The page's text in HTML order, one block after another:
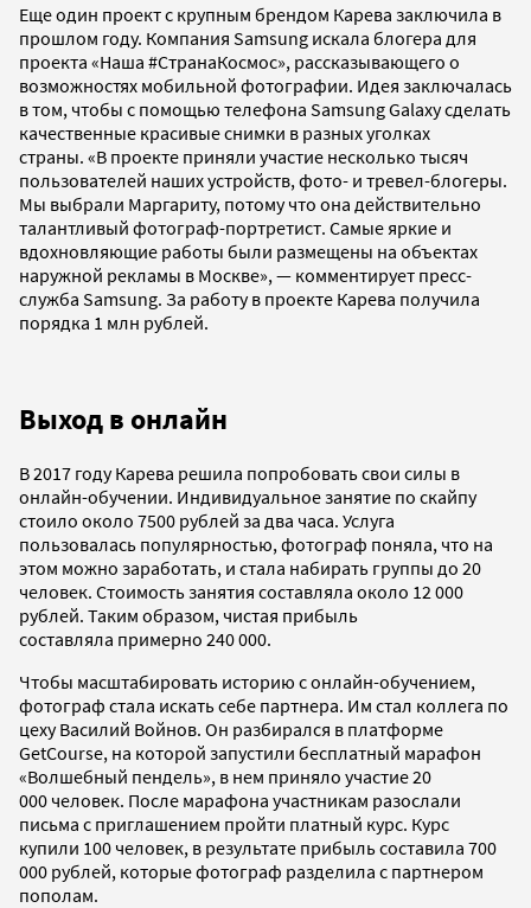
Еще один проект с крупным брендом Карева заключила в
прошлом году. Компания Samsung искала блогера для
проекта «Наша #СтранаКосмос», рассказывающего о
возможностях мобильной фотографии. Идея заключалась
в том, чтобы с помощью телефона Samsung Galaxy сделать
качественные красивые снимки в разных уголках
страны. «В проекте приняли участие несколько тысяч
пользователей наших устройств, фото- и тревел-блогеры.
Мы выбрали Маргариту, потому что она действительно
талантливый фотограф-портретист. Самые яркие и
вдохновляющие работы были размещены на объектах
наружной рекламы в Москве», — комментирует пресс-
служба Samsung. За работу в проекте Карева получила
порядка 1 млн рублей.
Выход в онлайн
В 2017 году Карева решила попробовать свои силы в
онлайн-обучении. Индивидуальное занятие по скайпу
стоило около 7500 рублей за два часа. Услуга
пользовалась популярностью, фотограф поняла, что на
этом можно заработать, и стала набирать группы до 20
человек. Стоимость занятия составляла около 12 000
рублей. Таким образом, чистая прибыль
составляла примерно 240 000.
Чтобы масштабировать историю с онлайн-обучением,
фотограф стала искать себе партнера. Им стал коллега по
цеху Василий Войнов. Он разбирался в платформе
GetCourse, на которой запустили бесплатный марафон
«Волшебный пендель», в нем приняло участие 20
000 человек. После марафона участникам разослали
письма с приглашением пройти платный курс. Курс
купили 100 человек, в результате прибыль составила 700
000 рублей, которые фотограф разделила с партнером
пополам.